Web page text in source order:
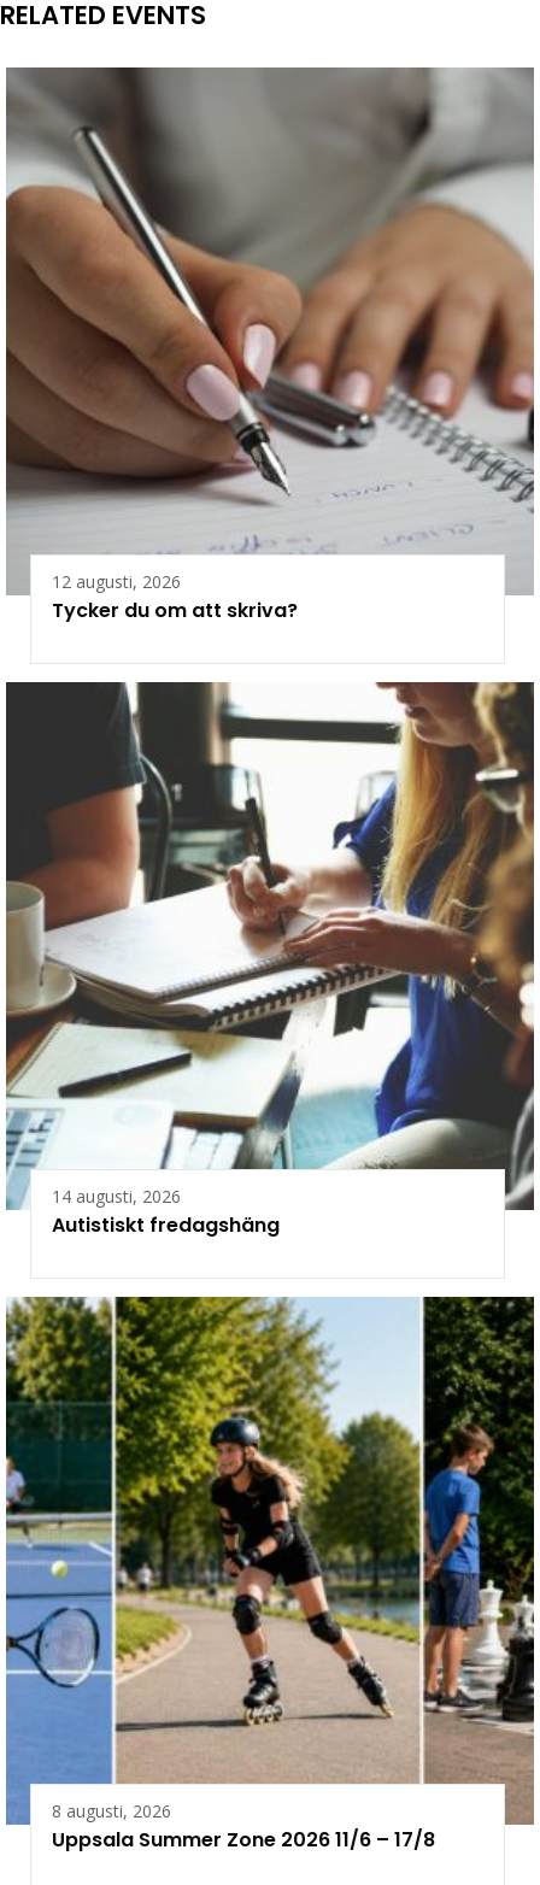
RELATED EVENTS
12 augusti, 2026
Tycker du om att skriva?
14 augusti, 2026
Autistiskt fredagshäng
8 augusti, 2026
Uppsala Summer Zone 2026 11/6 – 17/8